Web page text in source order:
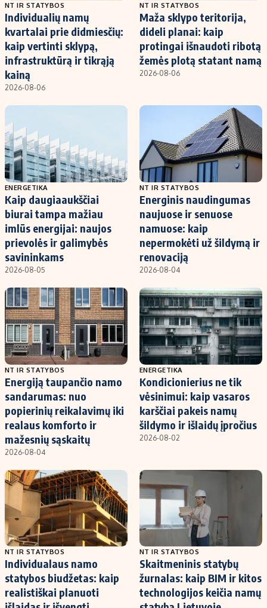
NT IR STATYBOS
Individualių namų
kvartalai prie didmiesčių:
kaip vertinti sklypą,
infrastruktūrą ir tikrąją
kainą
2026-08-06
NT IR STATYBOS
Maža sklypo teritorija,
dideli planai: kaip
protingai išnaudoti ribotą
žemės plotą statant namą
2026-08-06
ENERGETIKA
Kaip daugiaaukščiai
biurai tampa mažiau
imlūs energijai: naujos
prievolės ir galimybės
savininkams
2026-08-05
NT IR STATYBOS
Energinis naudingumas
naujuose ir senuose
namuose: kaip
nepermokėti už šildymą ir
renovaciją
2026-08-04
NT IR STATYBOS
Energiją taupančio namo
sandarumas: nuo
popierinių reikalavimų iki
realaus komforto ir
mažesnių sąskaitų
2026-08-04
ENERGETIKA
Kondicionierius ne tik
vėsinimui: kaip vasaros
karščiai pakeis namų
šildymo ir išlaidų įpročius
2026-08-02
NT IR STATYBOS
Individualaus namo
statybos biudžetas: kaip
realistiškai planuoti
NT IR STATYBOS
Skaitmeninis statybų
žurnalas: kaip BIM ir kitos
technologijos keičia namų